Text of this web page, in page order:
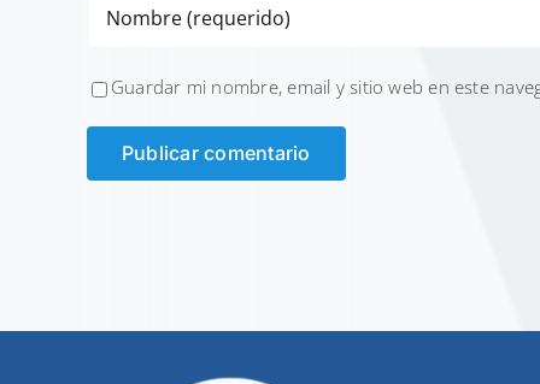
Guardar mi nombre, email y sitio web en este